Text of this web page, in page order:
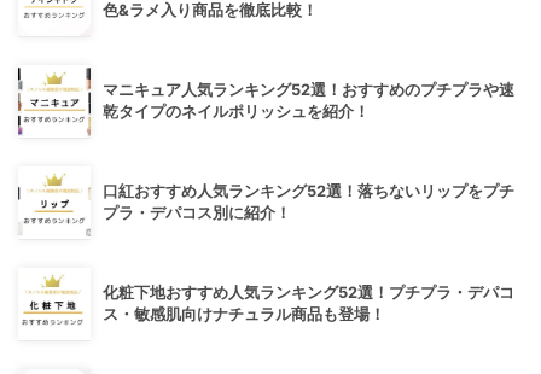
色&ラメ入り商品を徹底比較！
マニキュア人気ランキング52選！おすすめのプチプラや速
乾タイプのネイルポリッシュを紹介！
口紅おすすめ人気ランキング52選！落ちないリップをプチ
プラ・デパコス別に紹介！
化粧下地おすすめ人気ランキング52選！プチプラ・デパコ
ス・敏感肌向けナチュラル商品も登場！